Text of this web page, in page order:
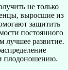
не только
выросшие из
защитить
постоянного
лучшее развитие.
плодоношению.